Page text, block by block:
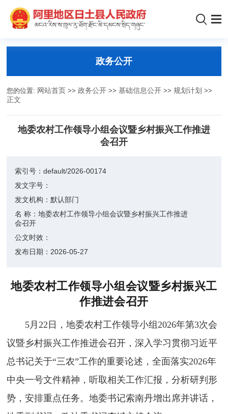
政务公开
您的位置: 网站首页 >>政务公开 >>基础信息公开 >>规划计划 >>
正文
地委农村工作领导小组会议暨乡村振兴工作推进
会召开
索引号：default/2026-00174
发文字号：
发文机构：默认部门
名 称：地委农村工作领导小组会议暨乡村振兴工作推进
会召开
公文时效：
发布日期： 2026-05-27
地委农村工作领导小组会议暨乡村振兴工
作推进会召开
5月22日，地委农村工作领导小组2026年第3次会
议暨乡村振兴工作推进会召开，深入学习贯彻习近平
总书记关于“三农”工作的重要论述，全面落实2026年
中央一号文件精神，听取相关工作汇报，分析研判形
势，安排重点任务。地委书记索南丹增出席并讲话，